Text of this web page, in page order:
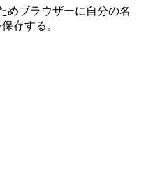
めブラウザーに自分の名
存する。